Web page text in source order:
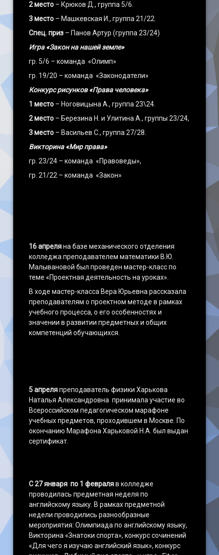
2 место – Крюков Д., группа 5/6.
3 место – Машкевская И., группа 21/22.
Спец. приз – Панов Артур (группа 23/24)
Игра «Закон на нашей земле»
гр. 5/6 – команда «Олимп»
гр. 19/20 – команда «Законодатели»
Конкурс рисунков «Права человека»
1 место – Ноговицына А., группа 23\24.
2 место – Березина Н. и Улитина А., группы 23/24,
3 место – Васильев С., группа 27/28.
Викторина «Мир права»
гр. 23/24 – команда «Правоведы»,
гр. 21/22 – команда «Закон»
16 апреляна базе механического отделения
колледжа преподавателем математики В.Ю.
Малывановой был проведен мастер-класс по
теме «Проектная деятельность на уроках».
В ходе мастер-класса Вера Юрьевна рассказала
преподавателям о проектном методе в рамках
учебного процесса, о его особенностях и
значении в развитии предметных и общих
компетенций обучающихся.
5 апреляпреподаватель физики Харькова
Наталья Александровна принимала участие во
Всероссийском педагогическом марафоне
учебных предметов, проходившем в Москве. По
окончанию Марафона Харьковой Н.А. был выдан
сертификат.
С 27 января по 1 февраляв колледже
проводилась предметная неделя по
английскому языку. В рамках предметной
недели проводились разнообразные
мероприятия: Олимпиада по английскому языку,
Викторина «Знатоки спорта», конкурс сочинений
«Для чего я изучаю английский язык», конкурс